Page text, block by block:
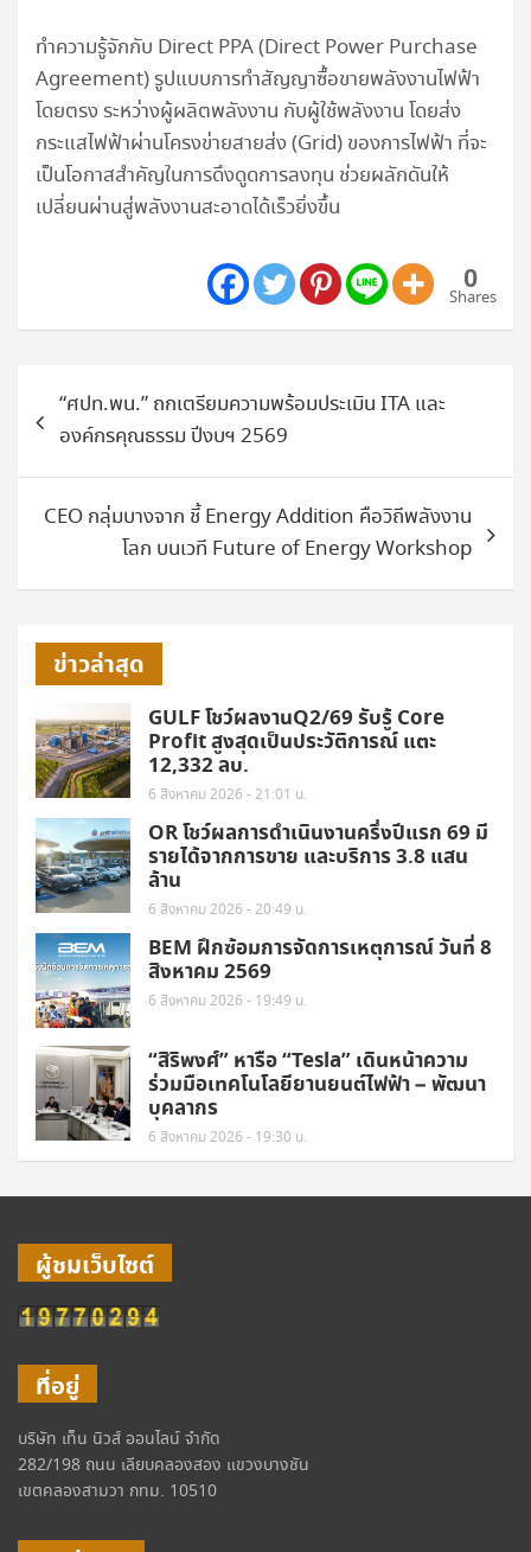
ทำความรู้จักกับ Direct PPA (Direct Power Purchase
Agreement) รูปแบบการทำสัญญาซื้อขายพลังงานไฟฟ้า
โดยตรง ระหว่างผู้ผลิตพลังงาน กับผู้ใช้พลังงาน โดยส่ง
กระแสไฟฟ้าผ่านโครงข่ายสายส่ง (Grid) ของการไฟฟ้า ที่จะ
เป็นโอกาสสำคัญในการดึงดูดการลงทุน ช่วยผลักดันให้
เปลี่ยนผ่านสู่พลังงานสะอาดได้เร็วยิ่งขึ้น
0
Shares
แนะแนว
เรื่อง“ศปท.พน.” ถกเตรียมความพร้อมประเมิน ITA และ
องค์กรคุณธรรม ปีงบฯ 2569
CEO กลุ่มบางจาก ชี้ Energy Addition คือวิถีพลังงาน
โลก บนเวที Future of Energy Workshop
ข่าวล่าสุด
GULF โชว์ผลงานQ2/69 รับรู้ Core
Profit สูงสุดเป็นประวัติการณ์ แตะ
12,332 ลบ.
6 สิงหาคม 2026 - 21:01 น.
OR โชว์ผลการดำเนินงานครึ่งปีแรก 69 มี
รายได้จากการขาย และบริการ 3.8 แสน
ล้าน
6 สิงหาคม 2026 - 20:49 น.
BEM ฝึกซ้อมการจัดการเหตุการณ์ วันที่ 8
สิงหาคม 2569
6 สิงหาคม 2026 - 19:49 น.
“สิริพงศ์” หารือ “Tesla” เดินหน้าความ
ร่วมมือเทคโนโลยียานยนต์ไฟฟ้า – พัฒนา
บุคลากร
6 สิงหาคม 2026 - 19:30 น.
ผู้ชมเว็บไซต์
ที่อยู่
บริษัท เท็น นิวส์ ออนไลน์ จำกัด
282/198 ถนน เลียบคลองสอง แขวงบางชัน
เขตคลองสามวา กทม. 10510